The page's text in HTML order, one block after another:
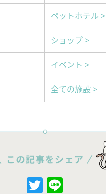
ペットホテル >
ショップ >
イベント >
全ての施設 >
Twitter